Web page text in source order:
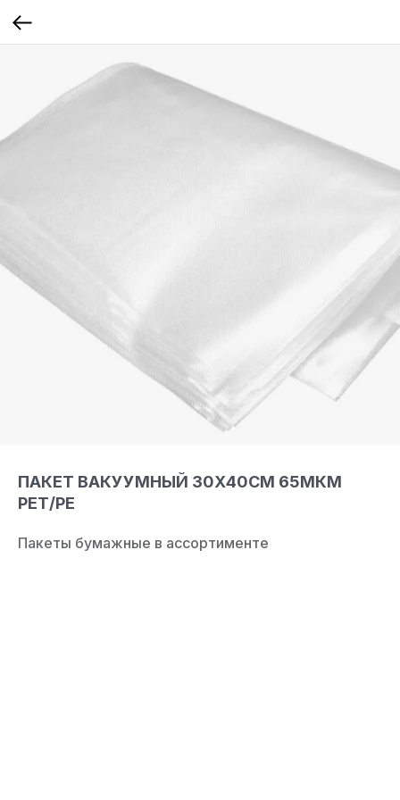
ПАКЕТ ВАКУУМНЫЙ 30Х40СМ 65МКМ
РЕТ/РЕ
Пакеты бумажные в ассортименте